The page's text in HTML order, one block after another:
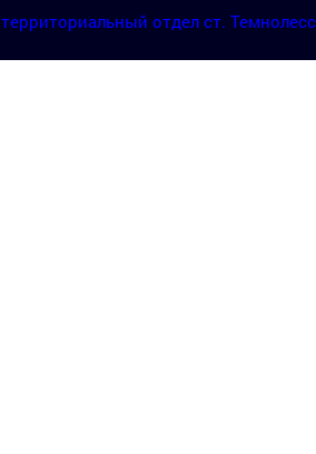
территориальный отдел ст.